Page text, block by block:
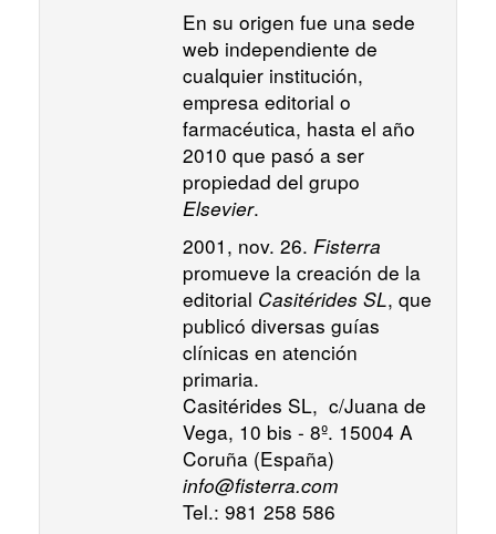
En su origen fue una sede
web independiente de
cualquier institución,
empresa editorial o
farmacéutica, hasta el año
2010 que pasó a ser
propiedad del grupo
Elsevier.
2001, nov. 26. Fisterra
promueve la creación de la
editorial Casitérides SL, que
publicó diversas guías
clínicas en atención
primaria.
Casitérides SL, c/Juana de
Vega, 10 bis - 8º. 15004 A
Coruña (España)
info@fisterra.com
Tel.: 981 258 586